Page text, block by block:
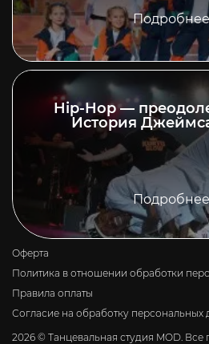
Подробнее
Hip-Hop —
История
Подробнее
2026 © Танцевальная студия MOD.
Оферта
Политика в отношении обработки
Правила оплаты
Согласие на обработку персональных